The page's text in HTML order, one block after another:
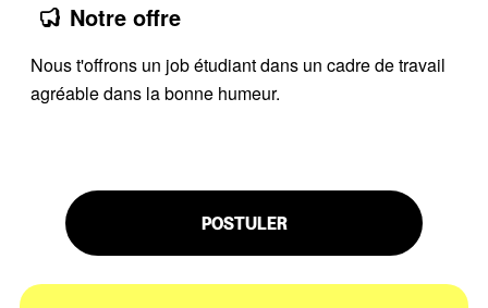
Notre offre
Nous t'offrons un job étudiant dans un cadre de travail
agréable dans la bonne humeur.
POSTULER